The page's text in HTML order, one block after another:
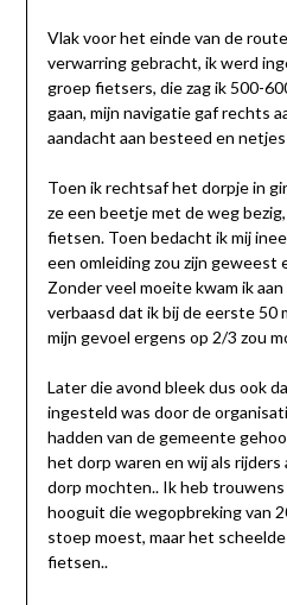
Vlak voor het einde van de
verwarring gebracht, ik werd
groep fietsers, die zag ik 500-
gaan, mijn navigatie gaf rechts
aandacht aan besteed en
Toen ik rechtsaf het dorpje in
ze een beetje met de weg
fietsen. Toen bedacht ik mij
een omleiding zou zijn geweest
Zonder veel moeite kwam ik
verbaasd dat ik bij de eerste 50
mijn gevoel ergens op 2/3 zou
Later die avond bleek dus ook
ingesteld was door de
hadden van de gemeente
het dorp waren en wij als
dorp mochten.. Ik heb
hooguit die wegopbreking van
stoep moest, maar het
fietsen..